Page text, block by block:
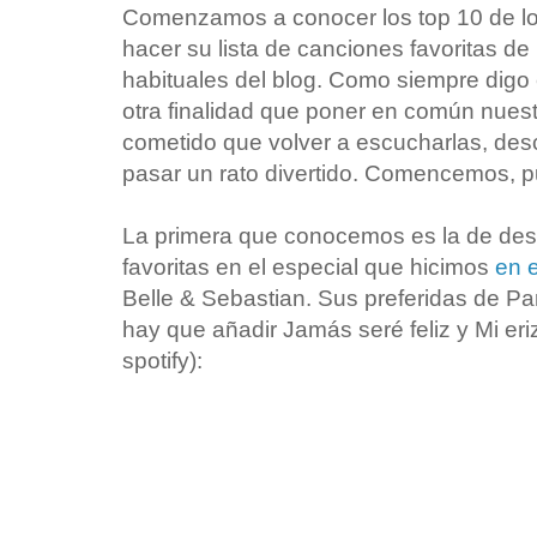
Comenzamos a conocer los top 10 de
hacer su lista de canciones favoritas
habituales del blog. Como siempre
otra finalidad que poner en común
cometido que volver a escucharlas,
pasar un rato divertido. Comencemos,
La primera que conocemos es la de
favoritas en el especial que hicimos en
Belle & Sebastian. Sus preferidas de
hay que añadir Jamás seré feliz y Mi
spotify):